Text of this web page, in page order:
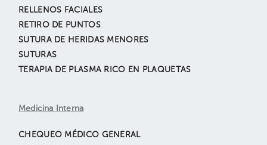
RELLENOS FACIALES
RETIRO DE PUNTOS
SUTURA DE HERIDAS MENORES
SUTURAS
TERAPIA DE PLASMA RICO EN PLAQUETAS
Medicina Interna
CHEQUEO MÉDICO GENERAL